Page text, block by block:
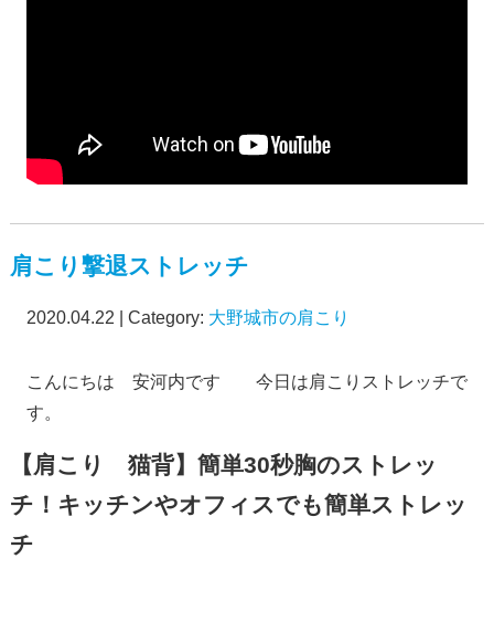
肩こり撃退ストレッチ
2020.04.22 | Category: 大野城市の肩こり
こんにちは 安河内です 今日は肩こりストレッチで
す。
【肩こり 猫背】簡単30秒胸のストレッ
チ！キッチンやオフィスでも簡単ストレッ
チ